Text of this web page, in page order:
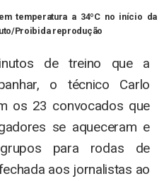
temperatura a 34ºC no início da
Proibida reprodução
de treino que a
o técnico Carlo
os 23 convocados que
se aqueceram e
para rodas de
aos jornalistas ao